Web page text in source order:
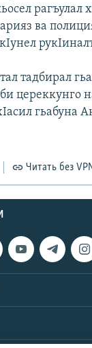
рагъулал
ва
тадбирал
цереккунго
гьабуна
Читать без